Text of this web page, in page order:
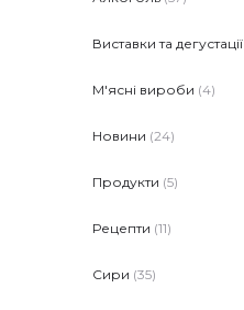
Виставки та дегустації
М'ясні вироби (4)
Новини (24)
Продукти (5)
Рецепти (11)
Сири (35)